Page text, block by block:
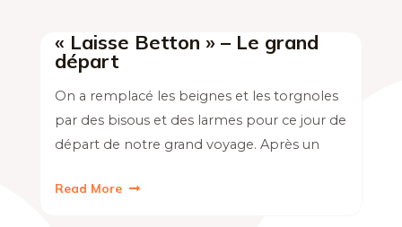
« Laisse Betton » – Le grand
départ
On a remplacé les beignes et les torgnoles
par des bisous et des larmes pour ce jour de
départ de notre grand voyage. Après un
Read More